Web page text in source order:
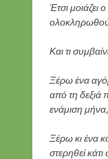
Έτσι μοιάζει
Και τι
Ξέρω ένα
από τη δεξιά
ενάμιση
Ξέρω κι ένα
στερηθεί κάτι